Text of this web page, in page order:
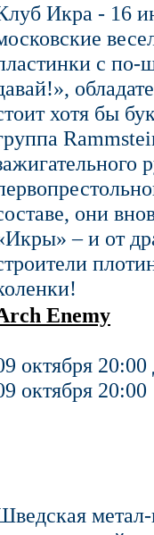
Икра - 16
с по-
хотя бы
они
– и от
Enemy
октября
октября 20:00